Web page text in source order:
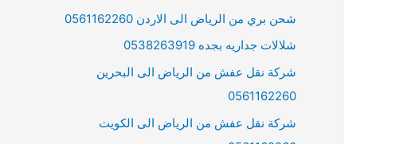
شحن بري من الرياض الى الاردن 0561162260
شلالات جداريه بجده 0538263919
شركة نقل عفش من الرياض الى البحرين
0561162260
شركة نقل عفش من الرياض الى الكويت